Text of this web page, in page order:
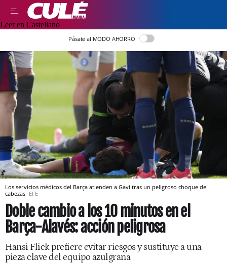
Leer en Castellano
Pásate al MODO AHORRO
Los servicios médicos del Barça atienden a Gavi tras un peligroso choque de
cabezas EFE
Doble cambio a los 10 minutos en el
Barça-Alavés: acción peligrosa
Hansi Flick prefiere evitar riesgos y sustituye a una
pieza clave del equipo azulgrana